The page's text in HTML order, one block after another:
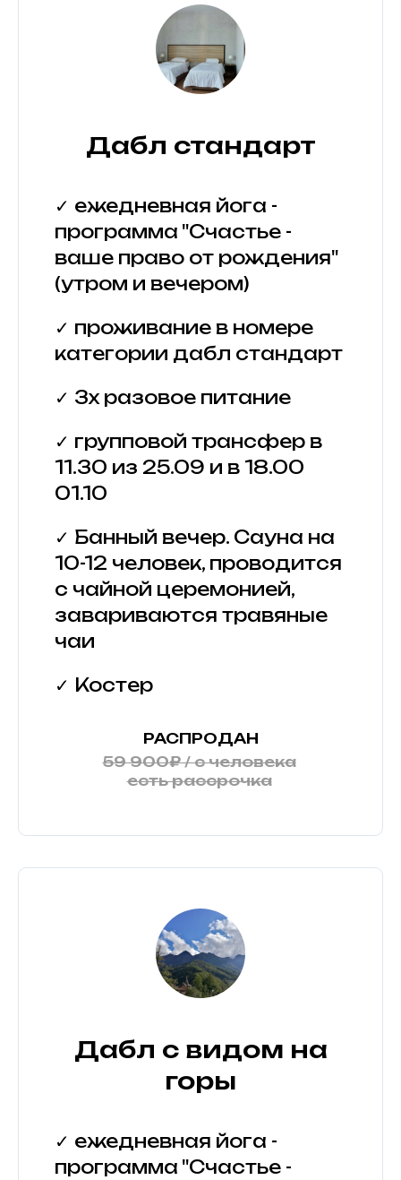
Дабл стандарт
✓ ежедневная йога -
программа "Счастье -
ваше право от рождения"
(утром и вечером)
✓ проживание в номере
категории дабл стандарт
✓ 3х разовое питание
✓ групповой трансфер в
11.30 из 25.09 и в 18.00
01.10
✓ Банный вечер. Сауна на
10-12 человек, проводится
с чайной церемонией,
завариваются травяные
чаи
✓ Костер
РАСПРОДАН
59 900₽ / с человека
есть рассрочка
Дабл с видом на
горы
✓ ежедневная йога -
программа "Счастье -